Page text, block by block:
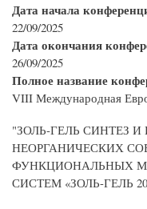
Дата начала
22/09/2025
Дата окончания
26/09/2025
Полное название
VIII Международная
"ЗОЛЬ-ГЕЛЬ СИНТЕЗ
НЕОРГАНИЧЕСКИХ
ФУНКЦИОНАЛЬНЫХ
СИСТЕМ «ЗОЛЬ-ГЕЛЬ